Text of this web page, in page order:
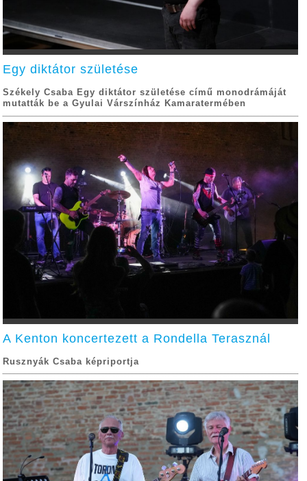
Egy diktátor születése
Székely Csaba Egy diktátor születése című monodrámáját
mutatták be a Gyulai Várszínház Kamaratermében
A Kenton koncertezett a Rondella Terasznál
Rusznyák Csaba képriportja